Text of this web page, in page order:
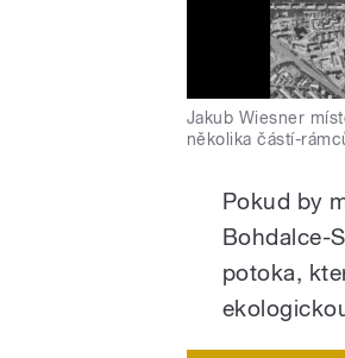
Jakub Wiesner
několika částí-
Pokud by
Bohdalce-
potoka,